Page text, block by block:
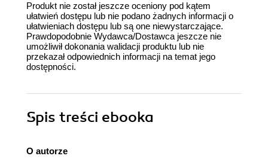
Produkt nie został jeszcze oceniony pod kątem
ułatwień dostępu lub nie podano żadnych informacji o
ułatwieniach dostępu lub są one niewystarczające.
Prawdopodobnie Wydawca/Dostawca jeszcze nie
umożliwił dokonania walidacji produktu lub nie
przekazał odpowiednich informacji na temat jego
dostępności.
Spis treści ebooka
O autorze